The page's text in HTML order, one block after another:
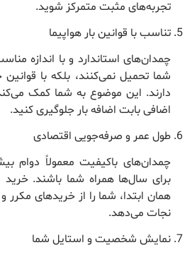
تجربه‌های مثبت متمرکز شوید.
تناسب با قوانین بار هواپیما
چمدان‌های استاندارد و با اندازه
شما تحمیل نمی‌کنند، بلکه با
دارند. این موضوع به شما کمک
اضافی بابت اضافه بار جلوگیری کنید.
طول عمر و صرفه‌جویی اقتصادی
چمدان‌های باکیفیت معمولاً دوام
برای سال‌ها همراه شما باشند.
همان ابتدا، شما را از خریدهای
نجات می‌دهد.
نمایش شخصیت و استایل شما